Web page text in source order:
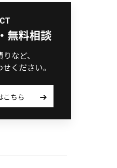
無料相談
など、
ください。
こちら